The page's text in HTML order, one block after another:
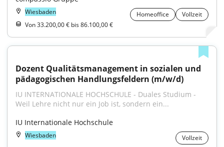
Wiesbaden Homeoffice
Vollzeit
Von 33.200,00 € bis 86.100,00 €
Dozent Qualitätsmanagement in sozialen und
pädagogischen Handlungsfeldern (m/w/d)
IU INTERNATIONALE HOCHSCHULE - Duales Studium -
Weil Lehre nicht nur ein Job ist, sondern ein...
IU Internationale Hochschule
Wiesbaden Vollzeit